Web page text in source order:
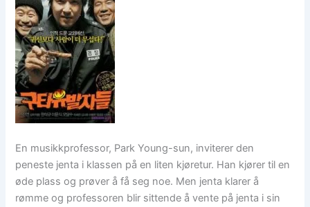
En musikkprofessor, Park Young-sun, inviterer den
peneste jenta i klassen på en liten kjøretur. Han kjører til en
øde plass og prøver å få seg noe. Men jenta klarer å
rømme og professoren blir sittende å vente på jenta i sin